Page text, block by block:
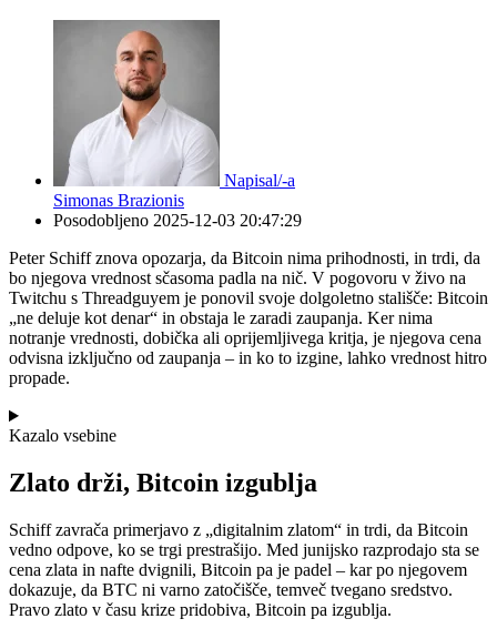
Napisal/-a
Simonas Brazionis
Posodobljeno 2025-12-03 20:47:29
Peter Schiff znova opozarja, da Bitcoin nima prihodnosti, in trdi, da
bo njegova vrednost sčasoma padla na nič. V pogovoru v živo na
Twitchu s Threadguyem je ponovil svoje dolgoletno stališče: Bitcoin
„ne deluje kot denar“ in obstaja le zaradi zaupanja. Ker nima
notranje vrednosti, dobička ali oprijemljivega kritja, je njegova cena
odvisna izključno od zaupanja – in ko to izgine, lahko vrednost hitro
propade.
Kazalo vsebine
Zlato drži, Bitcoin izgublja
Schiff zavrača primerjavo z „digitalnim zlatom“ in trdi, da Bitcoin
vedno odpove, ko se trgi prestrašijo. Med junijsko razprodajo sta se
cena zlata in nafte dvignili, Bitcoin pa je padel – kar po njegovem
dokazuje, da BTC ni varno zatočišče, temveč tvegano sredstvo.
Pravo zlato v času krize pridobiva, Bitcoin pa izgublja.